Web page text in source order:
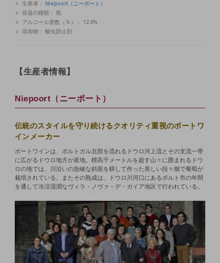
生産者：
Niepoort（ニーポート）
容器の種類：
瓶
アルコール度数（％）：
12.0%
添加物：
酸化防止剤
【生産者情報】
Niepoort（ニーポート）
伝統のスタイルを守り続けるクオリティ重視のポートワ
インメーカー
ポートワインは、ポルトガル北部を流れるドウロ河上流とその支流一帯
に広がるドウロ地方が産地。標高千メートルを超す山々に囲まれるドウ
ロの地では、川沿いの急峻な斜面を耕して作った美しい段々畑で葡萄が
栽培されている。またその熟成は、ドウロ川河口にあるポルト市の年間
を通して冷涼湿潤なヴィラ・ノヴァ・デ・ガイア地区で行われている。